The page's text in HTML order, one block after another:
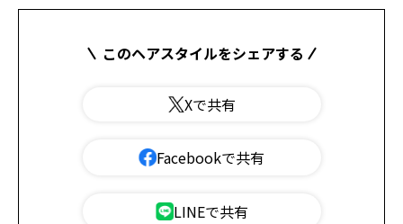
このヘアスタイルをシェアする
Xで共有
Facebookで共有
LINEで共有